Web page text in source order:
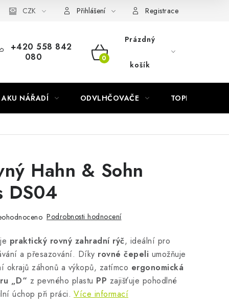
Náhradní díly Könner & Söhnen Reklamační řád
CZK Přihlášení Registrace
+420 558 842
080
NÁKUPNÍ
Prázdný
košík
AKU NÁŘADÍ ODVLHČOVAČE TOPIDLA
Hahn & Sohn
DS04
Podrobnosti hodnocení
je praktický rovný zahradní rýč, ideální pro
a přesazování. Díky rovné čepeli umožňuje
okrajů záhonů a výkopů, zatímco ergonomická
„D“ z pevného plastu PP zajišťuje pohodlné
úchop při práci. Více informací